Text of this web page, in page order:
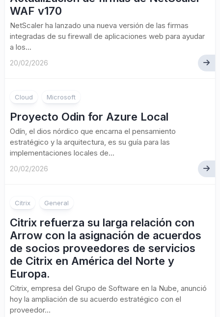
WAF v170
NetScaler ha lanzado una nueva versión de las firmas
integradas de su firewall de aplicaciones web para ayudar
a los...
20/02/2026
Cloud Microsoft
Proyecto Odin for Azure Local
Odín, el dios nórdico que encarna el pensamiento
estratégico y la arquitectura, es su guía para las
implementaciones locales de...
20/02/2026
Citrix General
Citrix refuerza su larga relación con
Arrow con la asignación de acuerdos
de socios proveedores de servicios
de Citrix en América del Norte y
Europa.
Citrix, empresa del Grupo de Software en la Nube, anunció
hoy la ampliación de su acuerdo estratégico con el
proveedor...